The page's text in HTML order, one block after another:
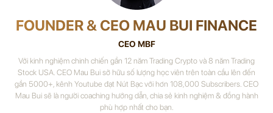
FOUNDER & CEO MAU BUI FINANCE
CEO MBF
Với kinh nghiệm chinh chiến gần 12 năm Trading Crypto và 8 năm Trading
Stock USA. CEO Mau Bui sở hữu số lượng học viên trên toàn cầu lên đến
gần 5000+, kênh Youtube đạt Nút Bạc với hơn 108,000 Subscribers. CEO
Mau Bui sẽ là người coaching hướng dẫn, chia sẻ kinh nghiệm & đồng hành
phù hợp nhất cho bạn.